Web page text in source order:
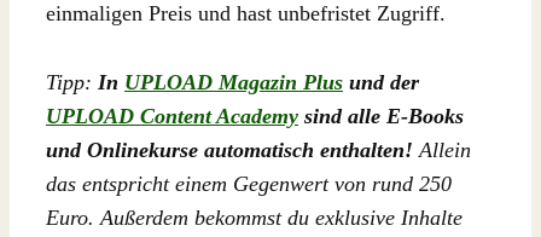
einmaligen Preis und hast unbefristet Zugriff.
Tipp: In UPLOAD Magazin Plus und der
UPLOAD Content Academy sind alle E-Books
und Onlinekurse automatisch enthalten! Allein
das entspricht einem Gegenwert von rund 250
Euro. Außerdem bekommst du exklusive Inhalte